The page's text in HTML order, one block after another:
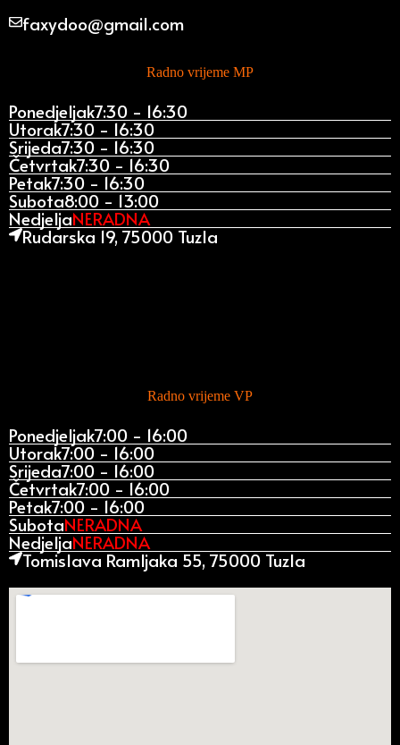
faxydoo@gmail.com
Radno vrijeme MP
Ponedjeljak7:30 - 16:30
Utorak7:30 - 16:30
Srijeda7:30 - 16:30
Četvrtak7:30 - 16:30
Petak7:30 - 16:30
Subota8:00 - 13:00
NedjeljaNERADNA
Rudarska 19, 75000 Tuzla
Radno vrijeme VP
Ponedjeljak7:00 - 16:00
Utorak7:00 - 16:00
Srijeda7:00 - 16:00
Četvrtak7:00 - 16:00
Petak7:00 - 16:00
SubotaNERADNA
NedjeljaNERADNA
Tomislava Ramljaka 55, 75000 Tuzla